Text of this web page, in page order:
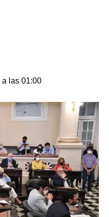
las 01:00